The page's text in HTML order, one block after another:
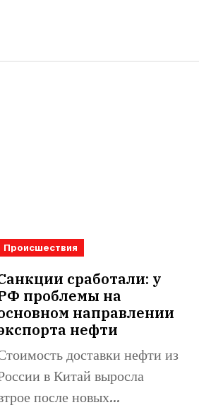
Происшествия
сработали: у
проблемы на
направлении
нефти
доставки нефти из
в Китай выросла
после новых